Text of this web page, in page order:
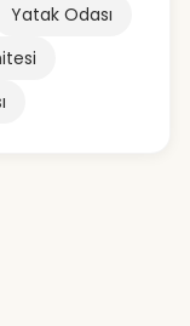
Yatak Odası